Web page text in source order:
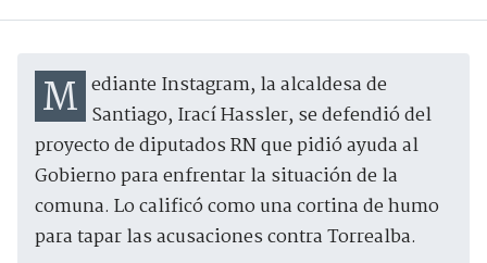
Mediante Instagram, la alcaldesa de Santiago, Irací Hassler, se defendió del
proyecto de diputados RN que pidió ayuda al
Gobierno para enfrentar la situación de la
comuna. Lo calificó como una cortina de humo
para tapar las acusaciones contra Torrealba.